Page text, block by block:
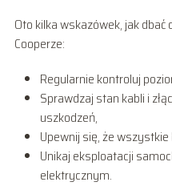
Oto kilka wskazówek, jak
Cooperze:
Regularnie kontroluj
Sprawdzaj stan kabli i
uszkodzeń,
Upewnij się, że
Unikaj eksploatacji
elektrycznym.